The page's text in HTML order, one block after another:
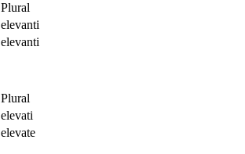
Plural
elevanti
elevanti
Plural
elevati
elevate